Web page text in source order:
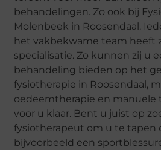
behandelingen. Zo ook bij
Molenbeek in Roosendaal.
het vakbekwame team heeft
specialisatie. Zo kunnen zij u
behandeling bieden op het
fysiotherapie in Roosendaal,
oedeemtherapie en manuele
voor u klaar. Bent u juist op
fysiotherapeut om u te tapen
bijvoorbeeld een